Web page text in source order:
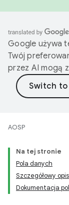
Google używa
Twój
przez AI mogą
AOSP
Na tej stronie
Pola danych
Szczegółowy opis
Dokumentacja